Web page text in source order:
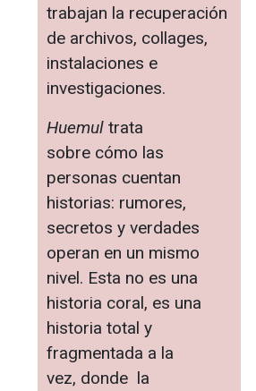
trabajan la recuperación
de archivos, collages,
instalaciones e
investigaciones.
Huemul trata
sobre cómo las
personas cuentan
historias: rumores,
secretos y verdades
operan en un mismo
nivel. Esta no es una
historia coral, es una
historia total y
fragmentada a la
vez, donde la